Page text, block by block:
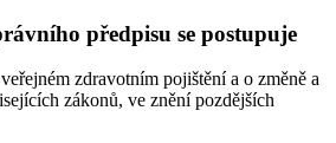
předpisu se postupuje
zdravotním pojištění a o změně a
zákonů, ve znění pozdějších